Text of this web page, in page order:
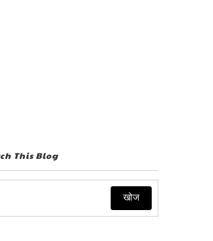
This Blog